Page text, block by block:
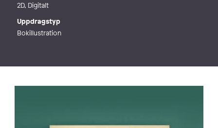
2D, Digitalt
Uppdragstyp
Bokillustration